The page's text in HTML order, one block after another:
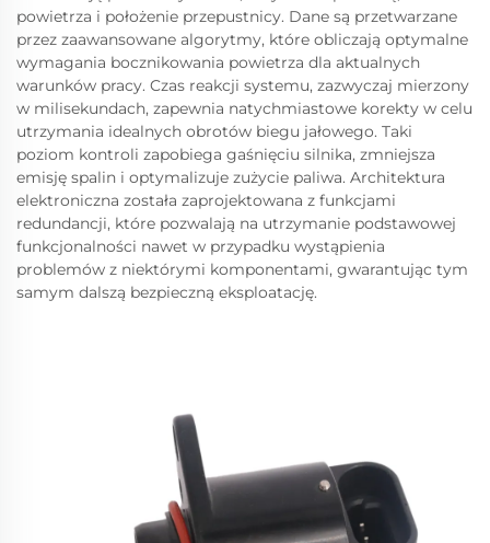
powietrza i położenie przepustnicy. Dane są przetwarzane
przez zaawansowane algorytmy, które obliczają optymalne
wymagania bocznikowania powietrza dla aktualnych
warunków pracy. Czas reakcji systemu, zazwyczaj mierzony
w milisekundach, zapewnia natychmiastowe korekty w celu
utrzymania idealnych obrotów biegu jałowego. Taki
poziom kontroli zapobiega gaśnięciu silnika, zmniejsza
emisję spalin i optymalizuje zużycie paliwa. Architektura
elektroniczna została zaprojektowana z funkcjami
redundancji, które pozwalają na utrzymanie podstawowej
funkcjonalności nawet w przypadku wystąpienia
problemów z niektórymi komponentami, gwarantując tym
samym dalszą bezpieczną eksploatację.